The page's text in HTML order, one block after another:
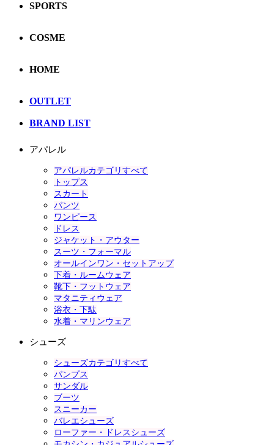
SPORTS
COSME
HOME
OUTLET
BRAND LIST
アパレル
アパレルカテゴリすべて
トップス
スカート
パンツ
ワンピース
ドレス
ジャケット・アウター
スーツ・フォーマル
オールインワン・セットアップ
下着・ルームウェア
靴下・フットウェア
マタニティウェア
浴衣・下駄
水着・マリンウェア
シューズ
シューズカテゴリすべて
パンプス
サンダル
ブーツ
スニーカー
バレエシューズ
ローファー・ドレスシューズ